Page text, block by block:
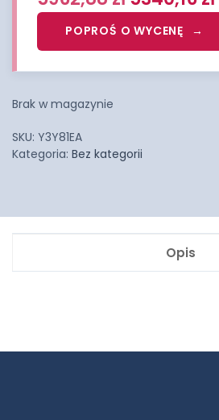
POPROŚ O WYCENĘ
Brak w magazynie
SKU: Y3Y81EA
Kategoria: Bez kategorii
Opis